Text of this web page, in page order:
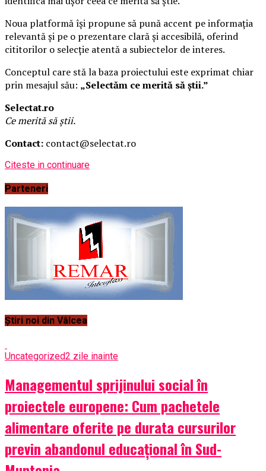
Noua platformă își propune să pună accent pe informația
relevantă și pe o prezentare clară și accesibilă, oferind
cititorilor o selecție atentă a subiectelor de interes.
Conceptul care stă la baza proiectului este exprimat chiar
prin mesajul său: „Selectăm ce merită să știi.”
Selectat.ro
Ce merită să știi.
Contact: contact@selectat.ro
Citeste in continuare
Parteneri
Știri noi din Vâlcea
Uncategorized2 zile inainte
Managementul sprijinului social în
proiectele europene: Cum pachetele
alimentare oferite pe durata cursurilor
previn abandonul educațional în Sud-